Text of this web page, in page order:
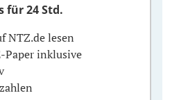
für 24 Std.
NTZ.de lesen
Paper inklusive